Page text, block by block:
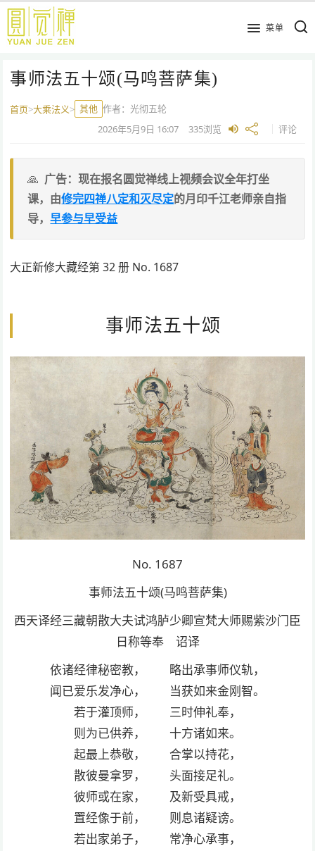
跳
主
菜单
事师法五十颂(马鸣菩萨集)
首页>大乘法义> 其他 作者：光彻五轮
2026年5月9日 16:07 335浏览 评论
广告：现在报名圆觉禅线上视频会议全年打坐
课，由修完四禅八定和灭尽定的月印千江老师亲自指
导，早参与早受益
大正新修大藏经第 32 册 No. 1687
事师法五十颂
No. 1687
事师法五十颂(马鸣菩萨集)
西天译经三藏朝散大夫试鸿胪少卿宣梵大师赐紫沙门臣
日称等奉 诏译
依诸经律秘密教， 略出承事师仪轨，
闻已爱乐发净心， 当获如来金刚智。
若于灌顶师， 三时伸礼奉，
则为已供养， 十方诸如来。
起最上恭敬， 合掌以持花，
散彼曼拿罗， 头面接足礼。
彼师或在家， 及新受具戒，
置经像于前， 则息诸疑谤。
若出家弟子， 常净心承事，